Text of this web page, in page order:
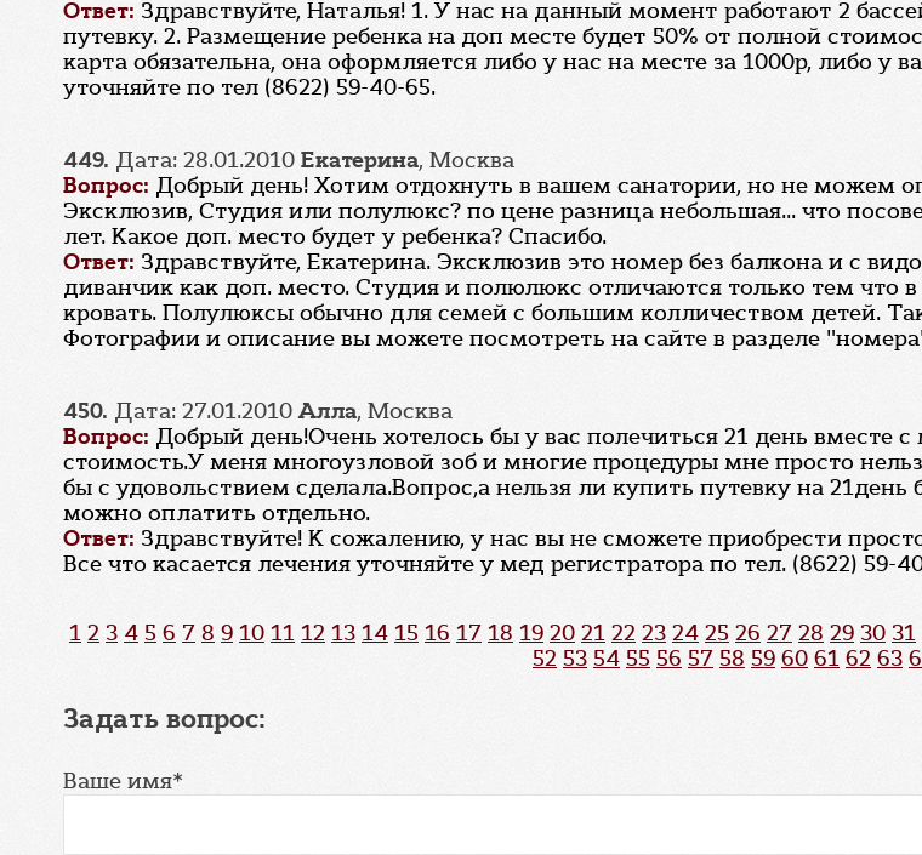
Ответ: Здравствуйте, Наталья! 1. У нас на данный момент работают 2
путевку. 2. Размещение ребенка на доп месте будет 50% от полной
карта обязательна, она оформляется либо у нас на месте за 1000р, либо у
уточняйте по тел (8622) 59-40-65.
449. Дата: 28.01.2010 Екатерина, Москва
Вопрос: Добрый день! Хотим отдохнуть в вашем санатории, но не можем
Эксклюзив, Студия или полулюкс? по цене разница небольшая... что
лет. Какое доп. место будет у ребенка? Спасибо.
Ответ: Здравствуйте, Екатерина. Эксклюзив это номер без балкона и с
диванчик как доп. место. Студия и полюлюкс отличаются только тем что
кровать. Полулюксы обычно для семей с большим колличеством детей.
Фотографии и описание вы можете посмотреть на сайте в разделе
450. Дата: 27.01.2010Алла, Москва
Вопрос: Добрый день!Очень хотелось бы у вас полечиться 21 день
стоимость.У меня многоузловой зоб и многие процедуры мне просто
бы с удовольствием сделала.Вопрос,а нельзя ли купить путевку на
можно оплатить отдельно.
Ответ: Здравствуйте! К сожалению, у нас вы не сможете приобрести
Все что касается лечения уточняйте у мед регистратора по тел. (8622) 59-
1 2 3 4 5 6 7 8 9 10 11 12 13 14 15 16 17 18 19 20 21 22 23 24 25 26 27 28 29 30 31
52 53 54 55 56 57 58 59 60 61 62 63
Задать вопрос:
Ваше имя*